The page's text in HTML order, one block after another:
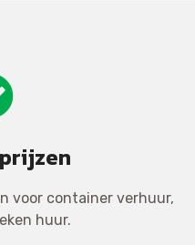
voor container verhuur,
huur.